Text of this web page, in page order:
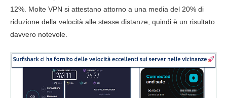
Download
Ping
144.29 Mbps
142 ms
139.03 Mbps
228 ms
186.87
150
12%. Molte VPN si attestano attorno a una media del 20% di
riduzione della velocità alle stesse distanze, quindi è un risultato
davvero notevole.